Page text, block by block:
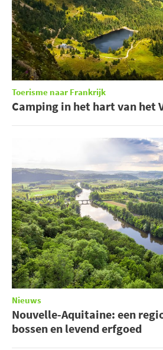
Toerisme naar Frankrijk
Camping in het hart van het
Nieuws
Nouvelle-Aquitaine: een
bossen en levend erfgoed